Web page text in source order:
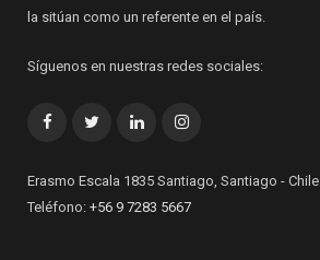
la sitúan como un referente en el país.
Síguenos en nuestras redes sociales:
FacebookTwitterLinkedInInstagram
Erasmo Escala 1835 Santiago, Santiago - Chile
Teléfono: +56 9 7283 5667